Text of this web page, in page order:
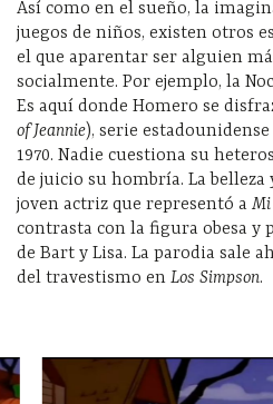
Así como en el sueño, la
juegos de niños, existen otros
el que aparentar ser alguien
socialmente. Por ejemplo, la
Es aquí donde Homero se
of Jeannie), serie
1970. Nadie cuestiona su
de juicio su hombría. La
joven actriz que representó a Mi
contrasta con la figura obesa y
de Bart y Lisa. La parodia sale
del travestismo en Los Simpson.